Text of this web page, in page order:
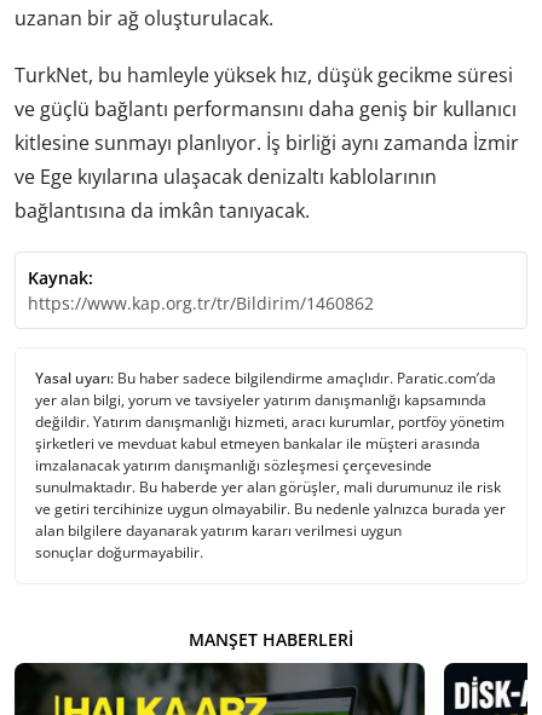
uzanan bir ağ oluşturulacak.
TurkNet, bu hamleyle yüksek hız, düşük gecikme süresi
ve güçlü bağlantı performansını daha geniş bir kullanıcı
kitlesine sunmayı planlıyor. İş birliği aynı zamanda İzmir
ve Ege kıyılarına ulaşacak denizaltı kablolarının
bağlantısına da imkân tanıyacak.
Kaynak:
https://www.kap.org.tr/tr/Bildirim/1460862
Yasal uyarı: Bu haber sadece bilgilendirme amaçlıdır. Paratic.com’da
yer alan bilgi, yorum ve tavsiyeler yatırım danışmanlığı kapsamında
değildir. Yatırım danışmanlığı hizmeti, aracı kurumlar, portföy yönetim
şirketleri ve mevduat kabul etmeyen bankalar ile müşteri arasında
imzalanacak yatırım danışmanlığı sözleşmesi çerçevesinde
sunulmaktadır. Bu haberde yer alan görüşler, mali durumunuz ile risk
ve getiri tercihinize uygun olmayabilir. Bu nedenle yalnızca burada yer
alan bilgilere dayanarak yatırım kararı verilmesi uygun
sonuçlar doğurmayabilir.
MANŞET HABERLERI